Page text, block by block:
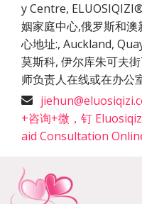
y Centre,
姻家庭中心,俄罗斯和
心地址:, Auckland,
莫斯科, 伊尔库朱可夫
师负责人在线或在办公
+咨询+微，钉
aid Consultation